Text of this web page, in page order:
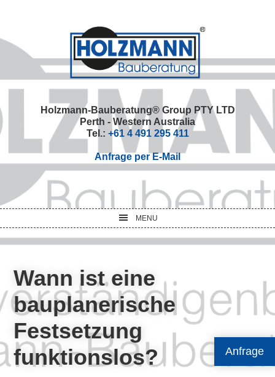
Anfrage
primary
navigation
main
content
primary
sidebar
footer
Holzmann-Bauberatung® Group PTY LTD
Perth - Western Australia
Tel.: +61 4 491 295 411
Anfrage per E-Mail
MENU
Wann ist eine
bauplanerische
Festsetzung
funktionslos?